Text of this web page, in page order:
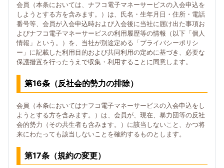
会員（本条においては、ナフコ電子マネーサービスの入会申込を
しようとする方を含みます。）は、氏名・生年月日・住所・電話
番号等、会員が入会申込時および入会後に当社に届け出た事項お
よびナフコ電子マネーサービスの利用履歴等の情報（以下「個人
情報」という。）を、当社が別途定める「プライバシーポリシ
ー」に記載した利用目的および共同利用の定めに基づき、必要な
保護措置を行ったうえで収集・利用することに同意します。
第16条（反社会的勢力の排除）
会員（本条においてはナフコ電子マネーサービスの入会申込をし
ようとする方を含みます。）は、会員が、現在、暴力団等の反社
会的勢力（その共生者も含みます。）に該当しないこと、かつ将
来にわたっても該当しないことを確約するものとします。
第17条（規約の変更）